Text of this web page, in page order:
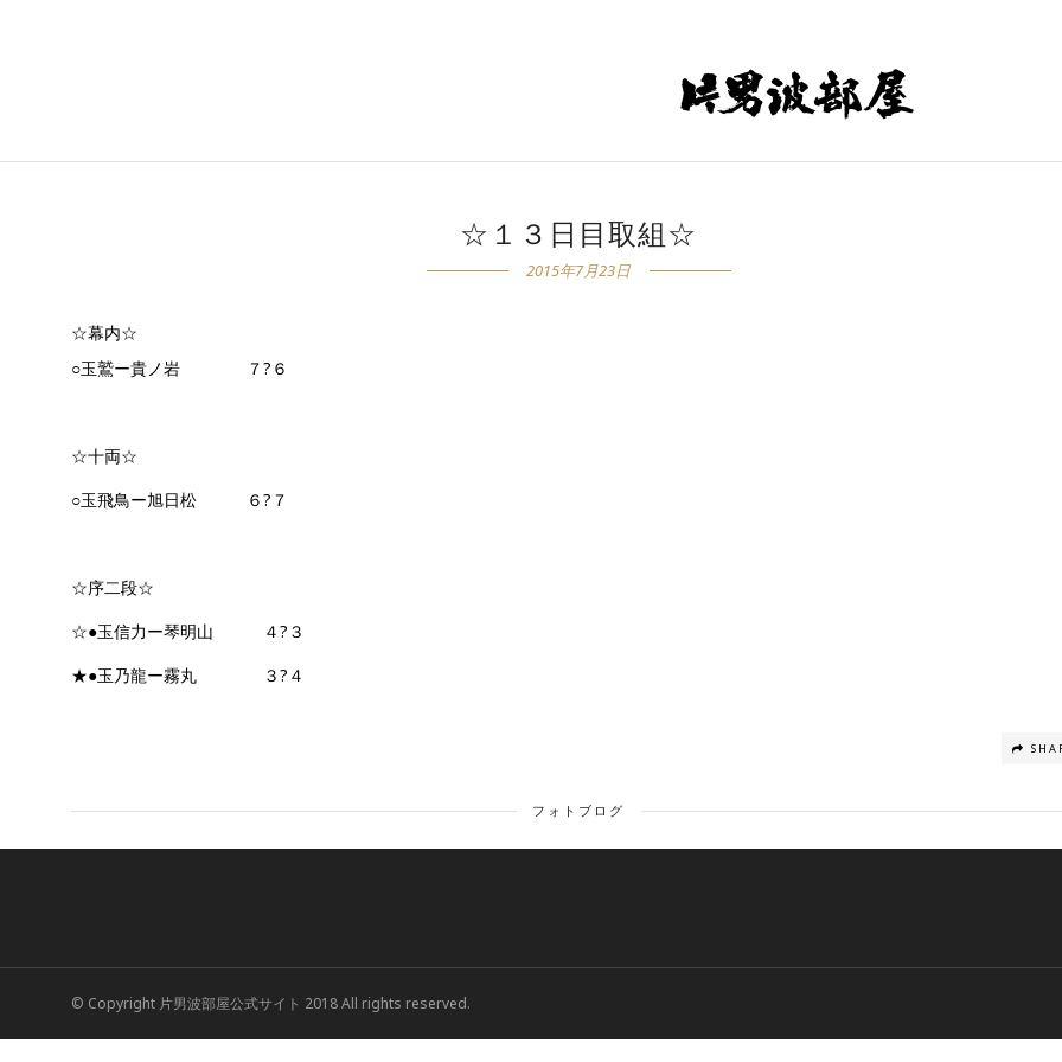
☆１３日目取組☆
2015年7月23日
☆幕内☆
○玉鷲ー貴ノ岩 ７?６
☆十両☆
○玉飛鳥ー旭日松 ６?７
☆序二段☆
☆●玉信力ー琴明山 ４?３
★●玉乃龍ー霧丸 ３?４
フォトブログ
© Copyright 片男波部屋公式サイト 2018 All rights reserved.